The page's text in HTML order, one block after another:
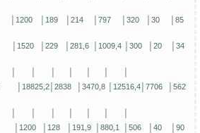
│1200 │189 │214 │797 │320 │30
│85
│1520 │229 │281,6 │1009,4 │300 │20
│34
│18825,2│2838 │3470,8 │12516,4│7706
│562
│1200 │128 │191,9 │880,1 │506 │40
│90